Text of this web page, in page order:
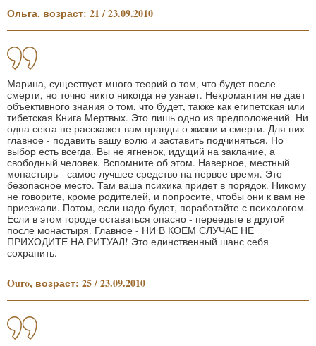
Ольга, возраст: 21 / 23.09.2010
Марина, существует много теорий о том, что будет после
смерти, но точно никто никогда не узнает. Некромантия не дает
объективного знания о том, что будет, также как египетская или
тибетская Книга Мертвых. Это лишь одно из предположений. Ни
одна секта не расскажет вам правды о жизни и смерти. Для них
главное - подавить вашу волю и заставить подчиняться. Но
выбор есть всегда. Вы не ягненок, идущий на заклание, а
свободный человек. Вспомните об этом. Наверное, местный
монастырь - самое лучшее средство на первое время. Это
безопасное место. Там ваша психика придет в порядок. Никому
не говорите, кроме родителей, и попросите, чтобы они к вам не
приезжали. Потом, если надо будет, поработайте с психологом.
Если в этом городе оставаться опасно - переедьте в другой
после монастыря. Главное - НИ В КОЕМ СЛУЧАЕ НЕ
ПРИХОДИТЕ НА РИТУАЛ! Это единственный шанс себя
сохранить.
Ouro, возраст: 25 / 23.09.2010